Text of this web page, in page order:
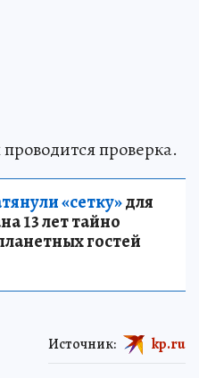
проверка.
«сетку»для
13 лет тайно
гостей
Источник: kp.ru